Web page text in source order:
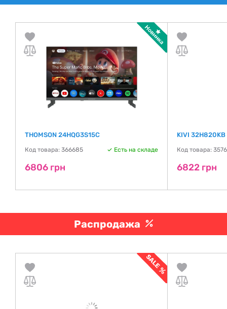
THOMSON 24HQG3S15C
Код товара: 366685 Есть на складе
6806 грн
KIVI 32H820KB
Код товара:
6822 грн
Распродажа